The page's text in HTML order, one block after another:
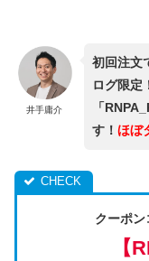
井手庸介
初回注文
ログ限定
「
す！ ほぼ
クーポン
【